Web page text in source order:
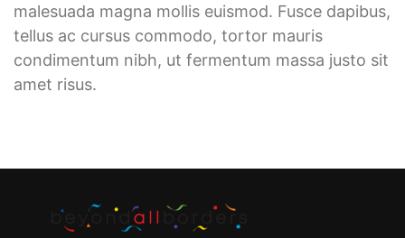
malesuada magna mollis euismod. Fusce dapibus,
tellus ac cursus commodo, tortor mauris
condimentum nibh, ut fermentum massa justo sit
amet risus.